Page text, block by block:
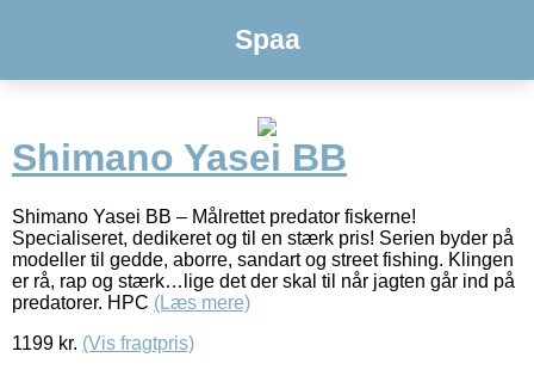
Spaa
Shimano Yasei BB
Shimano Yasei BB – Målrettet predator fiskerne!
Specialiseret, dedikeret og til en stærk pris! Serien byder på
modeller til gedde, aborre, sandart og street fishing. Klingen
er rå, rap og stærk…lige det der skal til når jagten går ind på
predatorer. HPC (Læs mere)
1199 kr. (Vis fragtpris)